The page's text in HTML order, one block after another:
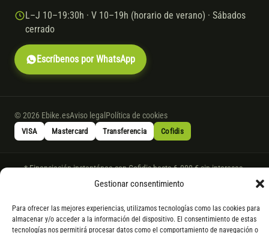
Gestionar consentimiento
Para ofrecer las mejores experiencias, utilizamos tecnologías como las cookies para
almacenar y/o acceder a la información del dispositivo. El consentimiento de estas
tecnologías nos permitirá procesar datos como el comportamiento de navegación o
L–J 10–19:30h · V 10–19h (horario de verano) · Sábados
cerrado
Escríbenos por WhatsApp
© 2026 Ebike.esAviso legal Política de cookies
VISA Mastercard Transferencia Cofidis
* Financiación instantánea con Cofidis hasta 6.000 € sin intereses.
Gasto de apertura: 4% hasta 18 meses y 7% a 24 meses. Consulta
* Los modelos con entrega inmediata se envían 24 h laborables tras el
pago; los de bajo pedido se confirman con un asesor. Si no fuera posible